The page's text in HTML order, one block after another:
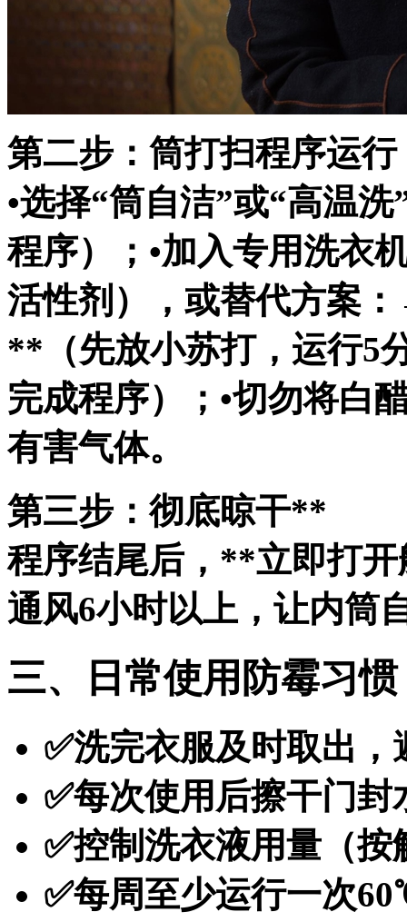
第二步：筒打扫程序运行
•选择“筒自洁”或“高温
程序）；•加入专用洗衣
活性剂），或替代方案
**（先放小苏打，运行5
完成程序）；•切勿将白
有害气体。
第三步：彻底晾干**
程序结尾后，**立即打
通风6小时以上，让内筒
三、日常使用防霉习惯
✅洗完衣服及时取出
✅每次使用后擦干门
✅控制洗衣液用量（
✅每周至少运行一次